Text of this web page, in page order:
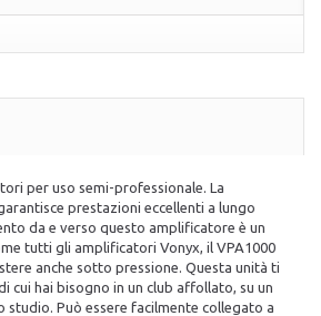
per uso semi-professionale. La
prestazioni eccellenti a lungo
da e verso questo amplificatore è un
tutti gli amplificatori Vonyx, il VPA1000
anche sotto pressione. Questa unità ti
cui hai bisogno in un club affollato, su un
studio. Può essere facilmente collegato a